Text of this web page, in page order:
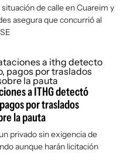
de calle en Cuareim y
asegura que concurrió al
a ITHG detectó
por traslados
la pauta
privado sin exigencia de
aunque harán licitación